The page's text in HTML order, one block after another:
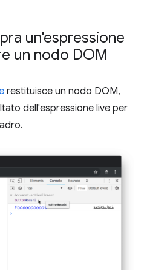
un'espressione
un nodo DOM
restituisce un nodo DOM,
dell'espressione live per